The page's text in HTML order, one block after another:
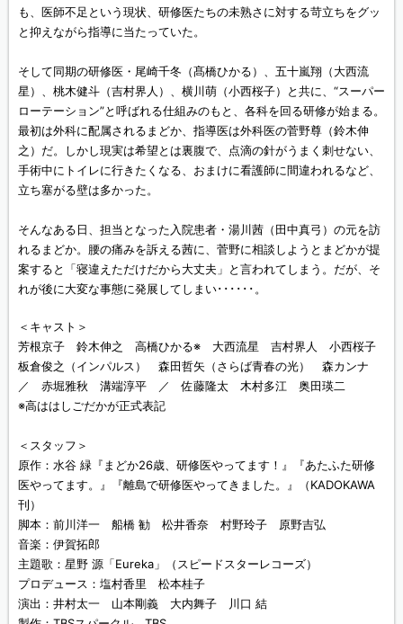
も、医師不足という現状、研修医たちの未熟さに対する苛立ちをグッ
と抑えながら指導に当たっていた。
そして同期の研修医・尾崎千冬（髙橋ひかる）、五十嵐翔（大西流
星）、桃木健斗（吉村界人）、横川萌（小西桜子）と共に、“スーパー
ローテーション”と呼ばれる仕組みのもと、各科を回る研修が始まる。
最初は外科に配属されるまどか、指導医は外科医の菅野尊（鈴木伸
之）だ。しかし現実は希望とは裏腹で、点滴の針がうまく刺せない、
手術中にトイレに行きたくなる、おまけに看護師に間違われるなど、
立ち塞がる壁は多かった。
そんなある日、担当となった入院患者・湯川茜（田中真弓）の元を訪
れるまどか。腰の痛みを訴える茜に、菅野に相談しようとまどかが提
案すると「寝違えただけだから大丈夫」と言われてしまう。だが、そ
れが後に大変な事態に発展してしまい･･････。
＜キャスト＞
芳根京子 鈴木伸之 高橋ひかる※ 大西流星 吉村界人 小西桜子
板倉俊之（インパルス） 森田哲矢（さらば青春の光） 森カンナ
／ 赤堀雅秋 溝端淳平 ／ 佐藤隆太 木村多江 奥田瑛二
※高ははしごだかが正式表記
＜スタッフ＞
原作：水谷 緑『まどか26歳、研修医やってます！』『あたふた研修
医やってます。』『離島で研修医やってきました。』（KADOKAWA
刊）
脚本：前川洋一 船橋 勧 松井香奈 村野玲子 原野吉弘
音楽：伊賀拓郎
主題歌：星野 源「Eureka」（スピードスターレコーズ）
プロデュース：塩村香里 松本桂子
演出：井村太一 山本剛義 大内舞子 川口 結